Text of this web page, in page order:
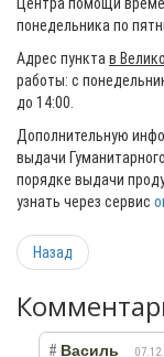
понедельника по
Адрес пункта в
работы: с
до 14:00.
Дополнительную
выдачи
порядке выдачи
узнать через сервис
Назад
# Василь